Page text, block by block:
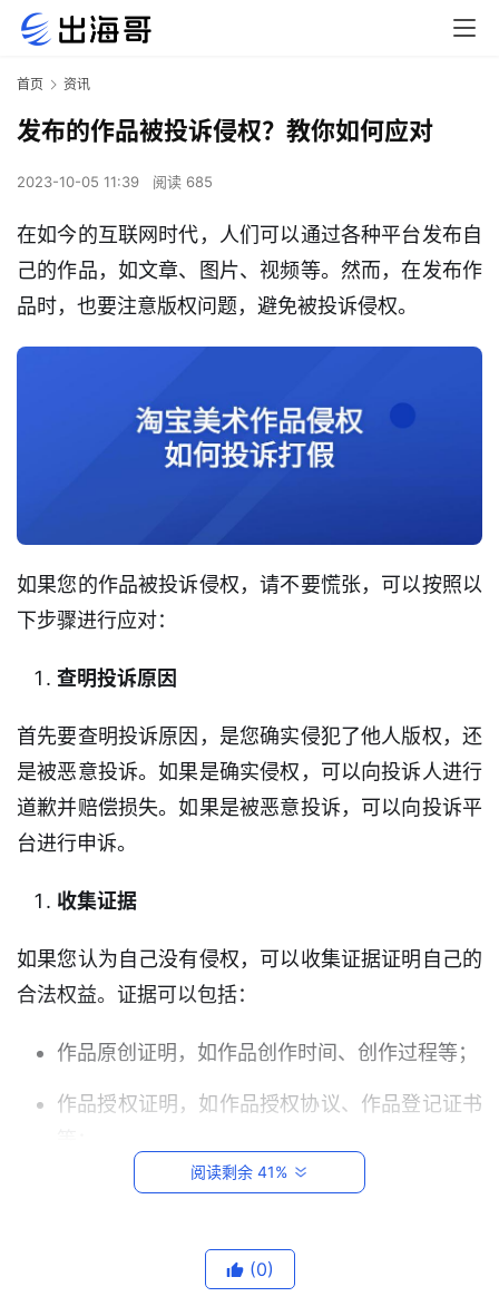
首页 资讯
发布的作品被投诉侵权？教你如何应对
2023-10-05 11:39 阅读 685
在如今的互联网时代，人们可以通过各种平台发布自
己的作品，如文章、图片、视频等。然而，在发布作
品时，也要注意版权问题，避免被投诉侵权。
如果您的作品被投诉侵权，请不要慌张，可以按照以
下步骤进行应对：
查明投诉原因
首先要查明投诉原因，是您确实侵犯了他人版权，还
是被恶意投诉。如果是确实侵权，可以向投诉人进行
道歉并赔偿损失。如果是被恶意投诉，可以向投诉平
台进行申诉。
收集证据
如果您认为自己没有侵权，可以收集证据证明自己的
合法权益。证据可以包括：
作品原创证明，如作品创作时间、创作过程等；
作品授权证明，如作品授权协议、作品登记证书
他人侵权行为的证据，如侵权作品、侵权行为截
阅读剩余 41%
(0)